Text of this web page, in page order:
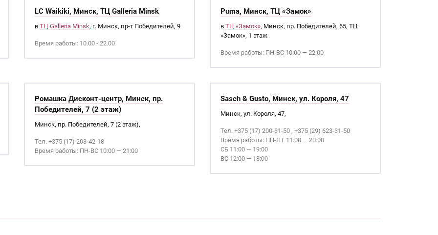
LC Waikiki, Минск, ТЦ Galleria Minsk
в ТЦ Galleria Minsk, г. Минск, пр-т Победителей, 9
Время работы: 10.00 - 22.00
Puma, Минск, ТЦ «Замок»
в ТЦ «Замок», Минск, пр. Победителей, 65, ТЦ
«Замок», 1 этаж
Время работы: ПН-ВС 10:00 — 22:00
Ромашка Дисконт-центр, Минск, пр.
Победителей, 7 (2 этаж)
Минск, пр. Победителей, 7 (2 этаж),
Тел. +375 (17) 203-42-18
Время работы: ПН-ВС 10:00 — 21:00
Sasch & Gusto, Минск, ул. Короля, 47
Минск, ул. Короля, 47,
Тел. +375 (17) 200-31-50 , +375 (29) 623-31-50
Время работы: ПН-ПТ 11:00 — 20:00
СБ 11:00 — 19:00
ВС 12:00 — 18:00